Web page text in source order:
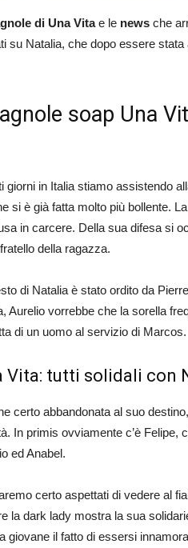
di Una Vitae le news che
su Natalia, che dopo essere
soap Una
giorni in Italia stiamo assistendo
si è già fatta molto più bollente.
in carcere. Della sua difesa si
della ragazza.
di Natalia è stato ordito da
Aurelio vorrebbe che la sorella
di un uomo al servizio di Marcos.
Vita: tutti solidali con
certo abbandonata al suo
In primis ovviamente c’è Felipe,
ed Anabel.
certo aspettati di vedere al
la dark lady mostra la sua
giovane il fatto di essersi